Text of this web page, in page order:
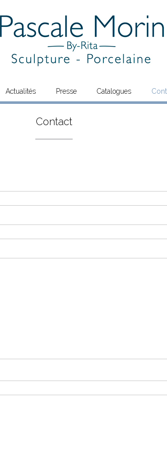
Actualités Presse Catalogues
Contact